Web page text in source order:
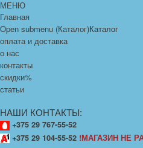
МЕНЮ
Главная
Open submenu (Каталог)Каталог
оплата и доставка
о нас
контакты
скидки%
статьи
НАШИ КОНТАКТЫ:
+375 29 767-55-52
+375 29 104-55-52 !МАГАЗИН НЕ